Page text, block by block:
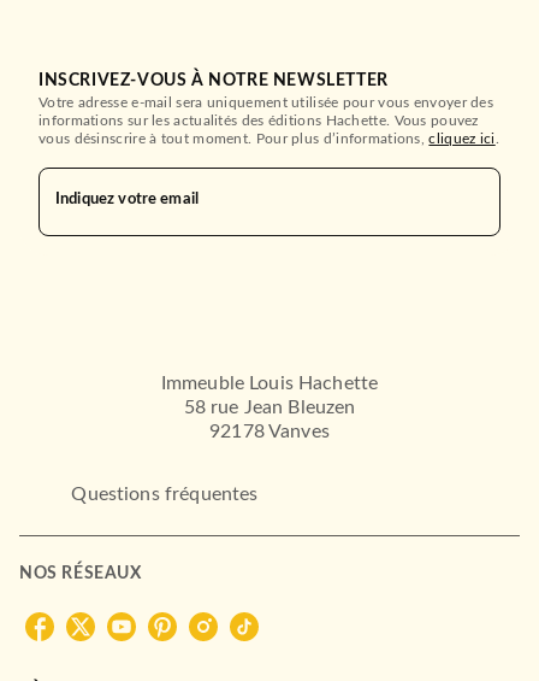
INSCRIVEZ-VOUS À NOTRE NEWSLETTER
Votre adresse e-mail sera uniquement utilisée pour vous envoyer des
informations sur les actualités des éditions Hachette. Vous pouvez
vous désinscrire à tout moment. Pour plus d’informations,cliquez ici
Indiquez votre email
Immeuble Louis Hachette
58 rue Jean Bleuzen
92178 Vanves
Questions fréquentes
NOS RÉSEAUX